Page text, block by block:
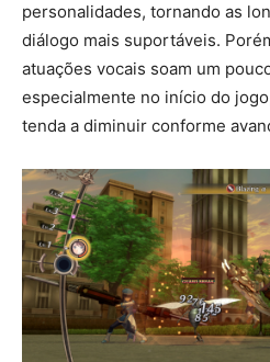
personalidades, tornando as
diálogo mais suportáveis.
atuações vocais soam um
especialmente no início do
tenda a diminuir conforme